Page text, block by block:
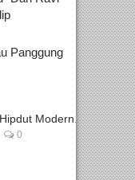
Panggung
Modern...
0